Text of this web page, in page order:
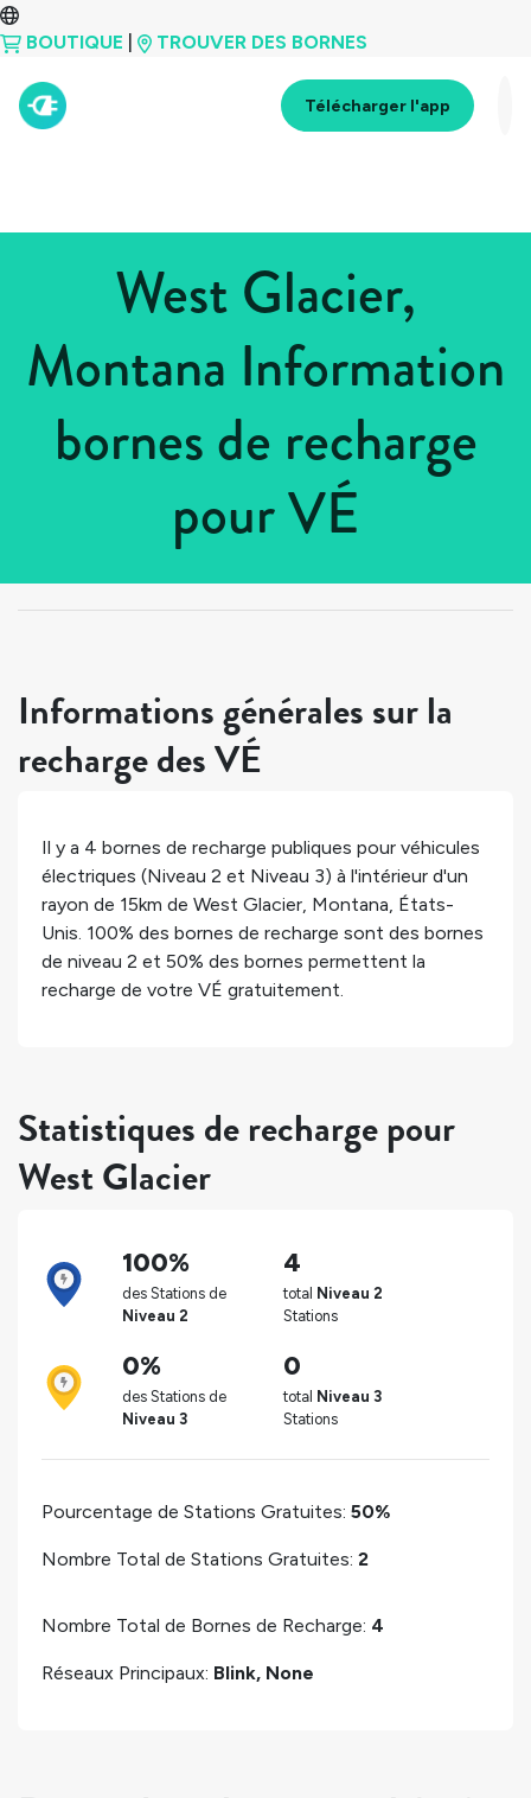
BOUTIQUE TROUVER DES BORNES
Télécharger l'app
West Glacier,
Montana Information
bornes de recharge
pour VÉ
États-Unis
Informations générales sur la
recharge des VÉ
Il y a 4 bornes de recharge publiques pour véhicules
électriques (Niveau 2 et Niveau 3) à l'intérieur d'un
rayon de 15km de West Glacier, Montana, États-
Unis. 100% des bornes de recharge sont des bornes
de niveau 2 et 50% des bornes permettent la
recharge de votre VÉ gratuitement.
Statistiques de recharge pour
West Glacier
100%
des Stations de
Niveau 2
4
total Niveau 2
Stations
0%
des Stations de
Niveau 3
0
total Niveau 3
Stations
Pourcentage de Stations Gratuites: 50%
Nombre Total de Stations Gratuites: 2
Nombre Total de Bornes de Recharge: 4
Réseaux Principaux: Blink, None